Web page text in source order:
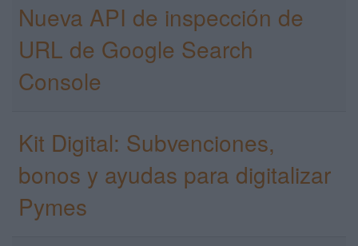
SearchNueva API de inspección de
URL de Google Search
Console
Kit Digital: Subvenciones,
bonos y ayudas para digitalizar
Pymes